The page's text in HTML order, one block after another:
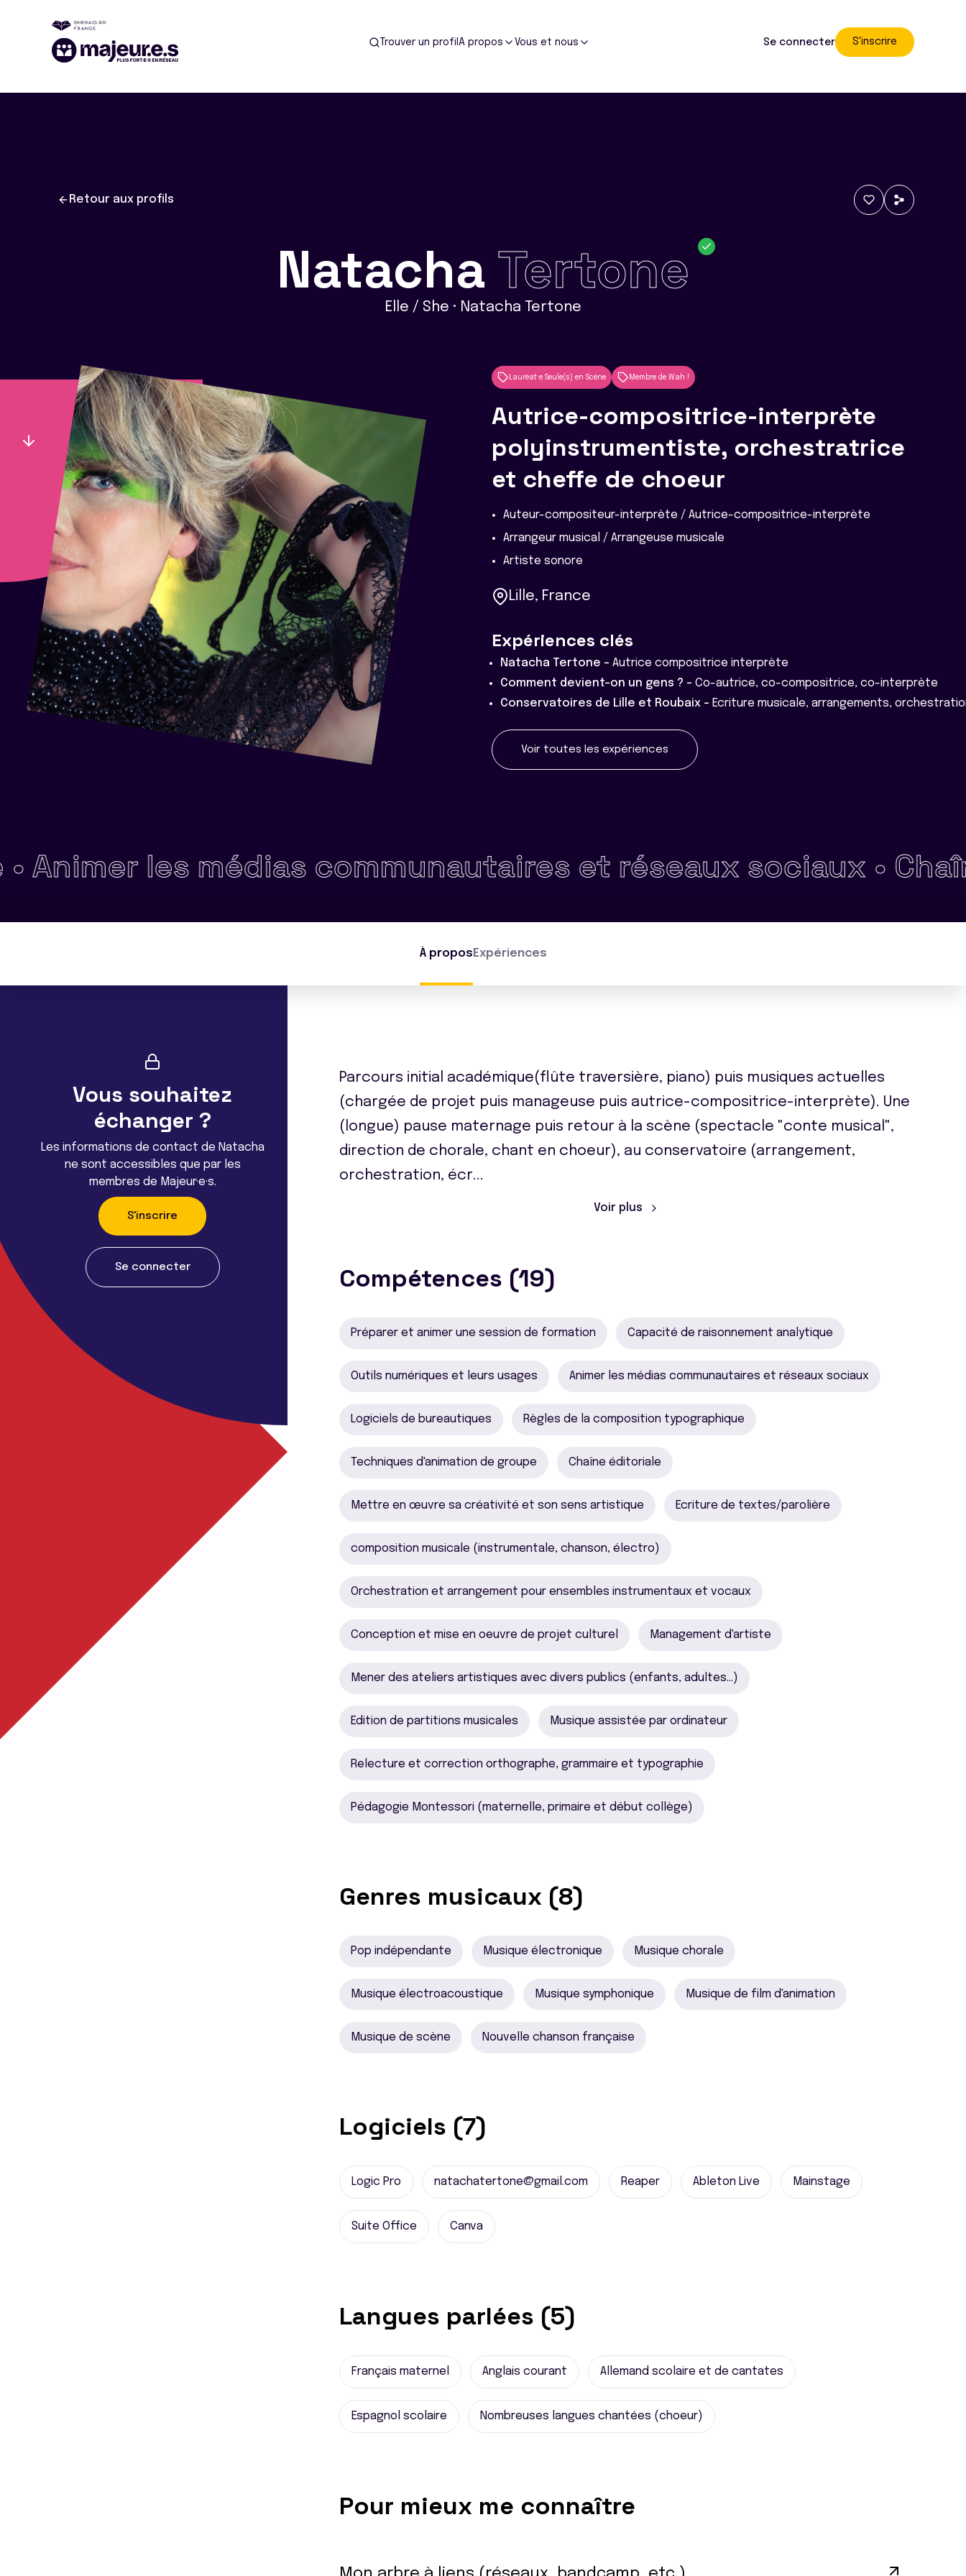
Trouver un profil A propos Vous et nous Se connecter S'inscrire
Retour aux profils
Natacha Tertone
Elle / She • Natacha Tertone
Lauréat·e Seule(s) en Scène Membre de Wah !
Autrice-compositrice-interprète
polyinstrumentiste, orchestratrice
et cheffe de choeur
Auteur-compositeur-interprète / Autrice-compositrice-interprète
Arrangeur musical / Arrangeuse musicale
Artiste sonore
Lille, France
Expériences clés
Natacha Tertone - Autrice compositrice interprète
Comment devient-on un gens ? - Co-autrice, co-compositrice, co-interprète
Conservatoires de Lille et Roubaix - Ecriture musicale, arrangements,
Voir toutes les expériences
les médias communautaires et réseaux sociaux •Chaîne
À propos Expériences
Vous souhaitez
échanger ?
Les informations de contact de Natacha
ne sont accessibles que par les
membres de Majeur·e·s.
S'inscrire
Se connecter
Parcours initial académique(flûte traversière, piano) puis musiques actuelles
(chargée de projet puis manageuse puis autrice-compositrice-interprète). Une
(longue) pause maternage puis retour à la scène (spectacle "conte musical",
direction de chorale, chant en choeur), au conservatoire (arrangement,
orchestration, écr...
Voir plus
Compétences (19)
Préparer et animer une session de formation Capacité de raisonnement analytique
Outils numériques et leurs usages Animer les médias communautaires et réseaux sociaux
Logiciels de bureautiques Règles de la composition typographique
Techniques d'animation de groupe Chaîne éditoriale
Mettre en œuvre sa créativité et son sens artistique Ecriture de textes/parolière
composition musicale (instrumentale, chanson, électro)
Orchestration et arrangement pour ensembles instrumentaux et vocaux
Conception et mise en oeuvre de projet culturel Management d'artiste
Mener des ateliers artistiques avec divers publics (enfants, adultes...)
Edition de partitions musicales Musique assistée par ordinateur
Relecture et correction orthographe, grammaire et typographie
Pédagogie Montessori (maternelle, primaire et début collège)
Genres musicaux (8)
Pop indépendante Musique électronique Musique chorale
Musique électroacoustique Musique symphonique Musique de film d'animation
Musique de scène Nouvelle chanson française
Logiciels (7)
Logic Pro natachatertone@gmail.com Reaper Ableton Live Mainstage
Suite Office Canva
Langues parlées (5)
Français maternel Anglais courant Allemand scolaire et de cantates
Espagnol scolaire Nombreuses langues chantées (choeur)
Pour mieux me connaître